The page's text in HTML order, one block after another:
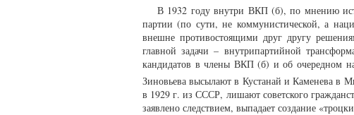
В 1932 году внутри ВКП (б), по мнению
партии (по сути, не коммунистической, а
внешне противостоящими друг другу
главной задачи – внутрипартийной
кандидатов в члены ВКП (б) и об очередном
Зиновьева высылают в Кустанай и Каменева в
в 1929 г. из СССР, лишают советского
заявлено следствием, выпадает создание